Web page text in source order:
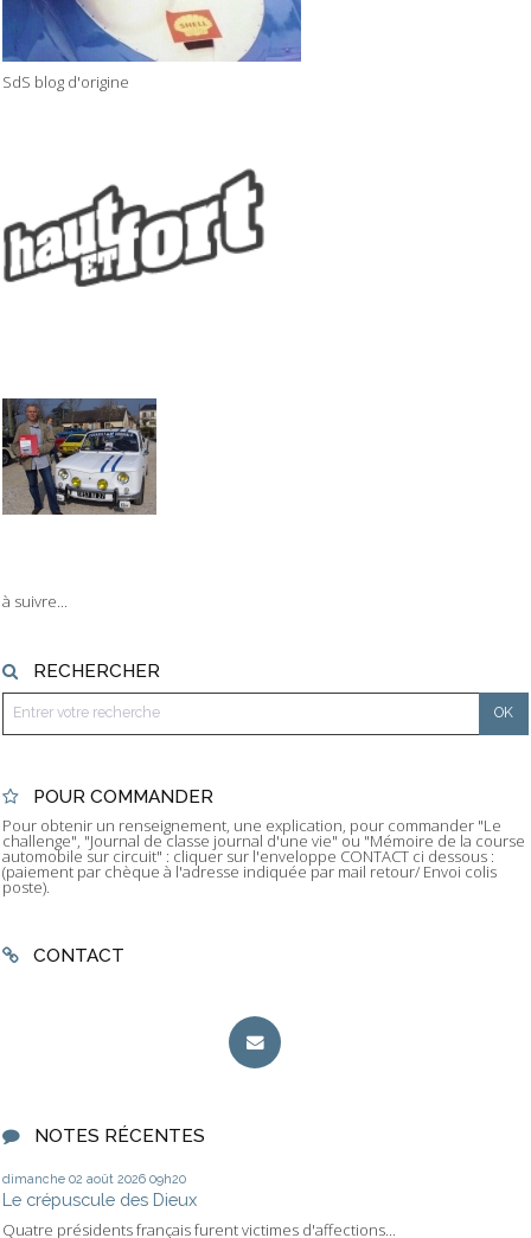
SdS blog d'origine
à suivre...
RECHERCHER
POUR COMMANDER
Pour obtenir un renseignement, une explication, pour commander "Le
challenge", "Journal de classe journal d'une vie" ou "Mémoire de la course
automobile sur circuit" : cliquer sur l'enveloppe CONTACT ci dessous :
(paiement par chèque à l'adresse indiquée par mail retour/ Envoi colis
poste).
CONTACT
NOTES RÉCENTES
dimanche 02 août 2026 09h20
Le crépuscule des Dieux
Quatre présidents français furent victimes d'affections...